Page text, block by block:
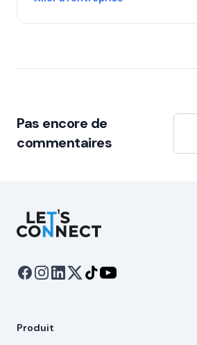
Pas encore de
commentaires
Let's Connect
Produit